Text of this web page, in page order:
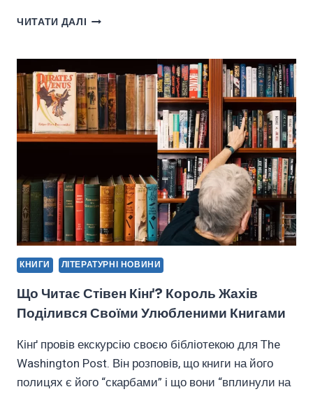
ЧИТАТИ ДАЛІ ОГЛЯД
РОМАН
СТІВЕНА
СПОТСВУДА
“УДАЧА
ЛЮБИТЬ
МЕРТВИХ”
КНИГИ ЛІТЕРАТУРНІ НОВИНИ
Що Читає Стівен Кінґ? Король Жахів
Поділився Своїми Улюбленими Книгами
Кінґ провів екскурсію своєю бібліотекою для The
Washington Post. Він розповів, що книги на його
полицях є його “скарбами” і що вони “вплинули на